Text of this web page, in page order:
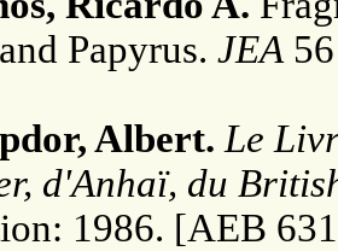
Papyrus. JEA
Albert. Le
d'Anhaï, du
1986. [AEB